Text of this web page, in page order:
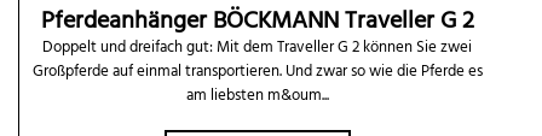
Pferdeanhänger BÖCKMANN Traveller G 2
Doppelt und dreifach gut: Mit dem Traveller G 2 können Sie zwei
Großpferde auf einmal transportieren. Und zwar so wie die Pferde es
am liebsten m&oum...